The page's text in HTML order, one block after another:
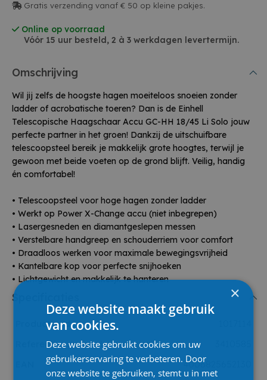
Gratis verzending vanaf € 50 op kleine pakjes.
Online op voorraad
Vóór 15 uur besteld, 2 à 3 werkdagen levertermijn.
Omschrijving
Wil jij zelfs de hoogste hagen moeiteloos snoeien zonder
ladder of acrobatische toeren? Dan is de Einhell
Telescopische Haagschaar Accu GC-HH 18/45 Li Solo jouw
perfecte partner in het groen! Dankzij de uitschuifbare
telescoopsteel bereik je makkelijk grote hoogtes, terwijl je
gewoon met beide voeten op de grond blijft. Veilig, handig
én comfortabel!
• Telescoopsteel voor hoge hagen zonder ladder
• Werkt op Power X-Change accu (niet inbegrepen)
• Lasergesneden en diamantgeslepen messen
• Verstelbare handgreep en schouderriem voor comfort
• Draadloos werken voor maximale bewegingsvrijheid
• Kantelbare kop voor perfecte snijhoeken
• Lichtgewicht en makkelijk te hanteren
Specificaties
Product code
Referentienummer leverancier
4006825652130
×
Deze website maakt gebruik
van cookies.
Deze website gebruikt cookies om uw
gebruikerservaring te verbeteren. Door
onze website te gebruiken, stemt u in met